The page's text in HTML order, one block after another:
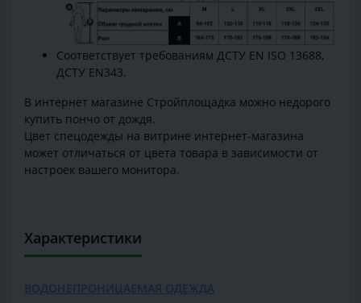
Соответствует требованиям ДСТУ EN ISO 13688,
ДСТУ EN343.
В интернет магазине Стройплощадка можно недорого
купить пончо от дождя.
Цвет спецодежды на витрине интернет-магазина
может отличаться от цвета товара в зависимости от
настроек вашего монитора.
Характеристики
ВОДОНЕПРОНИЦАЕМАЯ ОДЕЖДА